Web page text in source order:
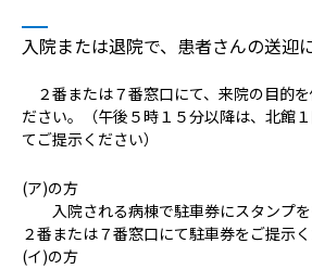
入院または退院で、患者さんの送迎
２番または７番窓口にて、来院の目的
ださい。（午後５時１５分以降は、北館
てご提示ください）
(ア)の方
入院される病棟で駐車券にスタンプを
２番または７番窓口にて駐車券をご提示く
(イ)の方